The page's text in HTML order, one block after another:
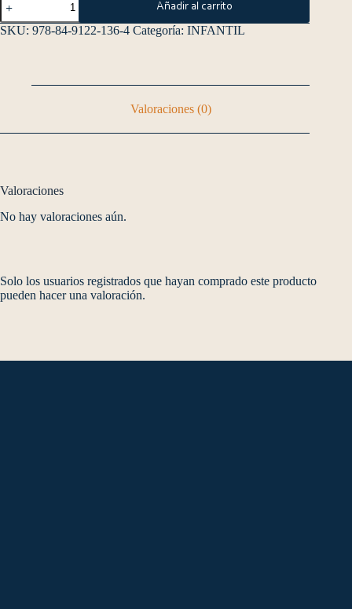
Añadir al carrito
SKU: 978-84-9122-136-4 Categoría: INFANTIL
Valoraciones (0)
Valoraciones
No hay valoraciones aún.
Solo los usuarios registrados que hayan comprado este producto
pueden hacer una valoración.